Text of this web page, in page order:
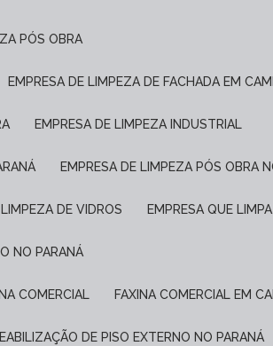
PÓS OBRA
EMPRESA DE LIMPEZA DE FACHADA EM
EMPRESA DE LIMPEZA INDUSTRIAL
EMPRESA DE LIMPEZA PÓS OBRA
LIMPEZA DE VIDROS EMPRESA QUE
NO PARANÁ
COMERCIAL FAXINA COMERCIAL EM
DE PISO EXTERNO NO PARANÁ